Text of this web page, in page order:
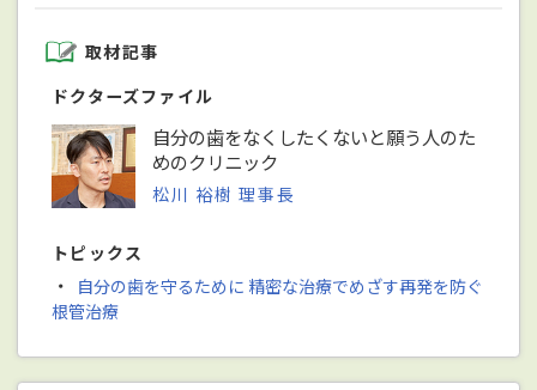
取材記事
ドクターズファイル
自分の歯をなくしたくないと願う人のた
めのクリニック
松川 裕樹 理事長
トピックス
・
自分の歯を守るために 精密な治療でめざす再発を防ぐ
根管治療